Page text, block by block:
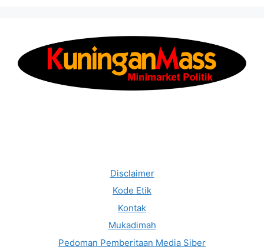
Disclaimer
Kode Etik
Kontak
Mukadimah
Pedoman Pemberitaan Media Siber